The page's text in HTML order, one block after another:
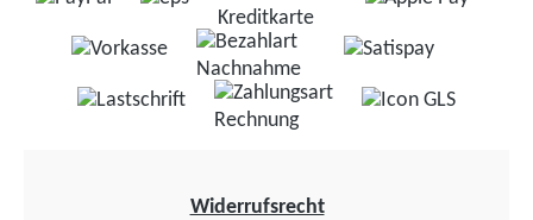
Widerrufsrecht